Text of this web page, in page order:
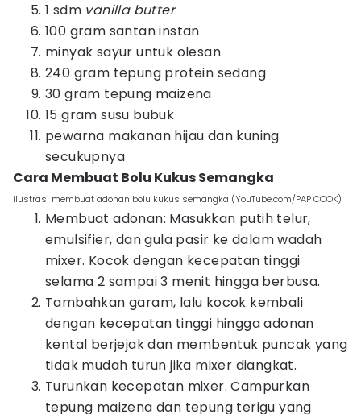
1 sdm vanilla butter
100 gram santan instan
minyak sayur untuk olesan
240 gram tepung protein sedang
30 gram tepung maizena
15 gram susu bubuk
pewarna makanan hijau dan kuning
secukupnya
Cara Membuat Bolu Kukus Semangka
ilustrasi membuat adonan bolu kukus semangka (YouTube.com/PAP COOK)
Membuat adonan: Masukkan putih telur,
emulsifier, dan gula pasir ke dalam wadah
mixer. Kocok dengan kecepatan tinggi
selama 2 sampai 3 menit hingga berbusa.
Tambahkan garam, lalu kocok kembali
dengan kecepatan tinggi hingga adonan
kental berjejak dan membentuk puncak yang
tidak mudah turun jika mixer diangkat.
Turunkan kecepatan mixer. Campurkan
tepung maizena dan tepung terigu yang